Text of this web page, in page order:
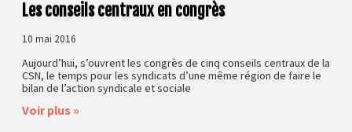
Les conseils centraux en congrès
10 mai 2016
Aujourd’hui, s’ouvrent les congrès de cinq conseils centraux de la
CSN, le temps pour les syndicats d’une même région de faire le
bilan de l’action syndicale et sociale
Voir plus »